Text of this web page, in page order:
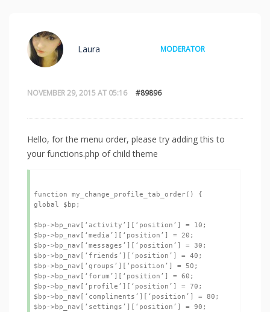
NOVEMBER 29, 2015 AT 05:16 #89896
Laura MODERATOR
Hello, for the menu order, please try adding this to
your functions.php of child theme
function my_change_profile_tab_order() {
global $bp;
$bp->bp_nav[‘activity’][‘position’] = 10;
$bp->bp_nav[‘media’][‘position’] = 20;
$bp->bp_nav[‘messages’][‘position’] = 30;
$bp->bp_nav[‘friends’][‘position’] = 40;
$bp->bp_nav[‘groups’][‘position’] = 50;
$bp->bp_nav[‘forum’][‘position’] = 60;
$bp->bp_nav[‘profile’][‘position’] = 70;
$bp->bp_nav[‘compliments’][‘position’] = 80;
$bp->bp_nav[‘settings’][‘position’] = 90;